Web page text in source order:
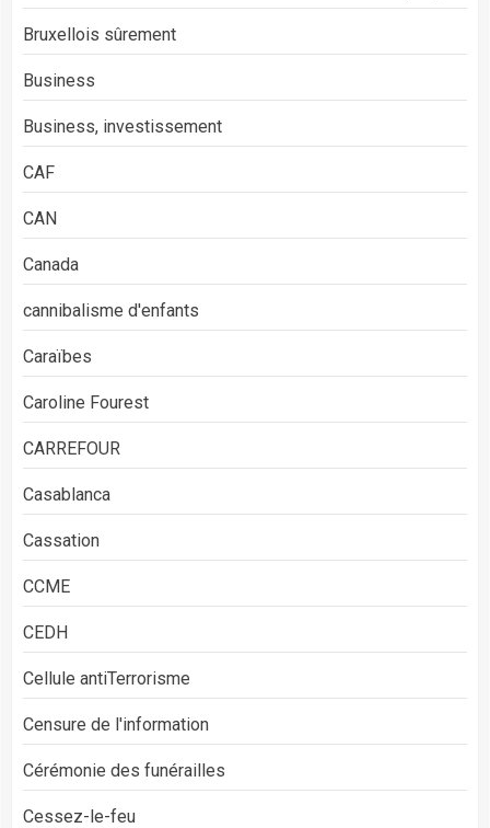
Bruxellois sûrement
Business
Business, investissement
CAF
CAN
Canada
cannibalisme d'enfants
Caraïbes
Caroline Fourest
CARREFOUR
Casablanca
Cassation
CCME
CEDH
Cellule antiTerrorisme
Censure de l'information
Cérémonie des funérailles
Cessez-le-feu